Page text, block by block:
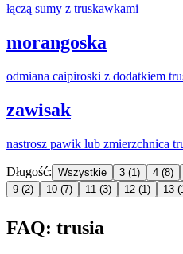
łączą sumy z truskawkami
morangoska
odmiana caipiroski z dodatkiem
zawisak
nastrosz pawik lub zmierzchnica
Długość: Wszystkie 3 (1) 4 (8)
9 (2) 10 (7) 11 (3) 12 (1) 13
FAQ: trusia